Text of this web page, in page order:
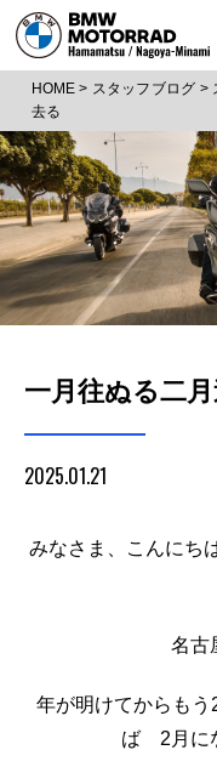
HOME > スタッフブログ >
去る
一月往ぬる二
2025.01.21
みなさま、こんにち
名古
年が明けてからも
ば 2月に